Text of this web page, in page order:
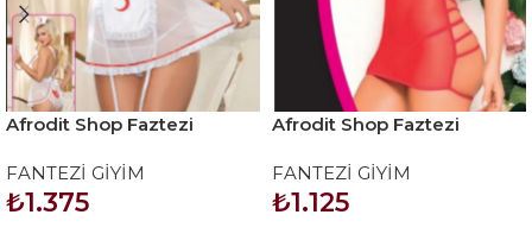
Afrodit Shop Faztezi
FANTEZİ GİYİM
₺1.375
Afrodit Shop Faztezi
FANTEZİ GİYİM
₺1.125